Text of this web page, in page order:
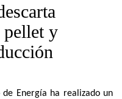
pellet y
Energía ha realizado un